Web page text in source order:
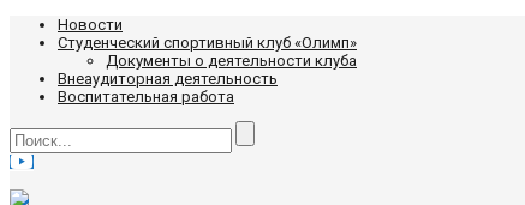
Новости
Студенческий спортивный клуб «Олимп»
Документы о деятельности клуба
Внеаудиторная деятельность
Воспитательная работа